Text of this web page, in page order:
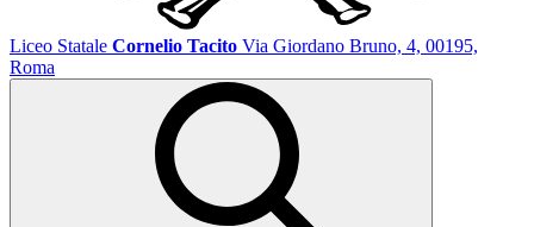
Liceo Statale Cornelio Tacito Via Giordano Bruno, 4, 00195,
Roma